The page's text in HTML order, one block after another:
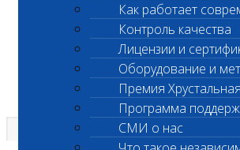
ШАНС БИО
Независимая ветеринарная
Как работает
Контроль качества
Лицензии и
Оборудование и
Премия
Программа
СМИ о нас